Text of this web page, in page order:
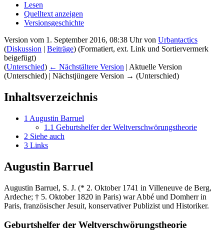
Lesen
Quelltext anzeigen
Versionsgeschichte
Version vom 1. September 2016, 08:38 Uhr von Urbantactics
(Diskussion | Beiträge) (Formatiert, ext. Link und Sortiervermerk
beigefügt)
(Unterschied) ← Nächstältere Version | Aktuelle Version
(Unterschied) | Nächstjüngere Version → (Unterschied)
Inhaltsverzeichnis
1 Augustin Barruel
1.1 Geburtshelfer der Weltverschwörungstheorie
2 Siehe auch
3 Links
Augustin Barruel
Augustin Barruel, S. J. (* 2. Oktober 1741 in Villeneuve de Berg,
Ardeche; † 5. Oktober 1820 in Paris) war Abbé und Domherr in
Paris, französischer Jesuit, konservativer Publizist und Historiker.
Geburtshelfer der Weltverschwörungstheorie